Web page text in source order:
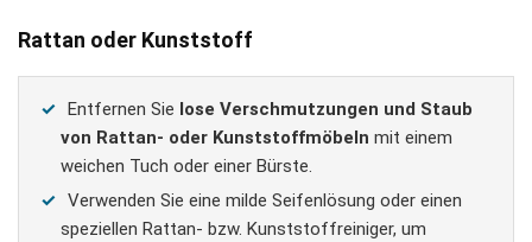
Rattan oder Kunststoff
Entfernen Sie lose Verschmutzungen und Staub
von Rattan- oder Kunststoffmöbeln mit einem
weichen Tuch oder einer Bürste.
Verwenden Sie eine milde Seifenlösung oder einen
speziellen Rattan- bzw. Kunststoffreiniger, um